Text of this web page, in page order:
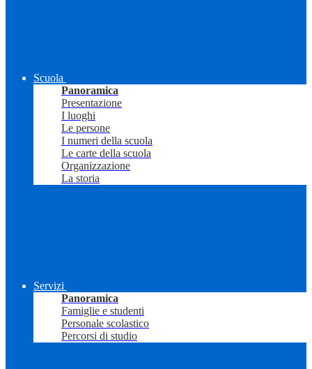
Scuola
Panoramica
Presentazione
I luoghi
Le persone
I numeri della scuola
Le carte della scuola
Organizzazione
La storia
Servizi
Panoramica
Famiglie e studenti
Personale scolastico
Percorsi di studio